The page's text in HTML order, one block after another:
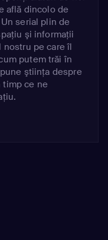
află dincolo de
serial plin de
şi informaţii
nostru pe care îl
putem trăi în
ştiinţa despre
timp ce ne